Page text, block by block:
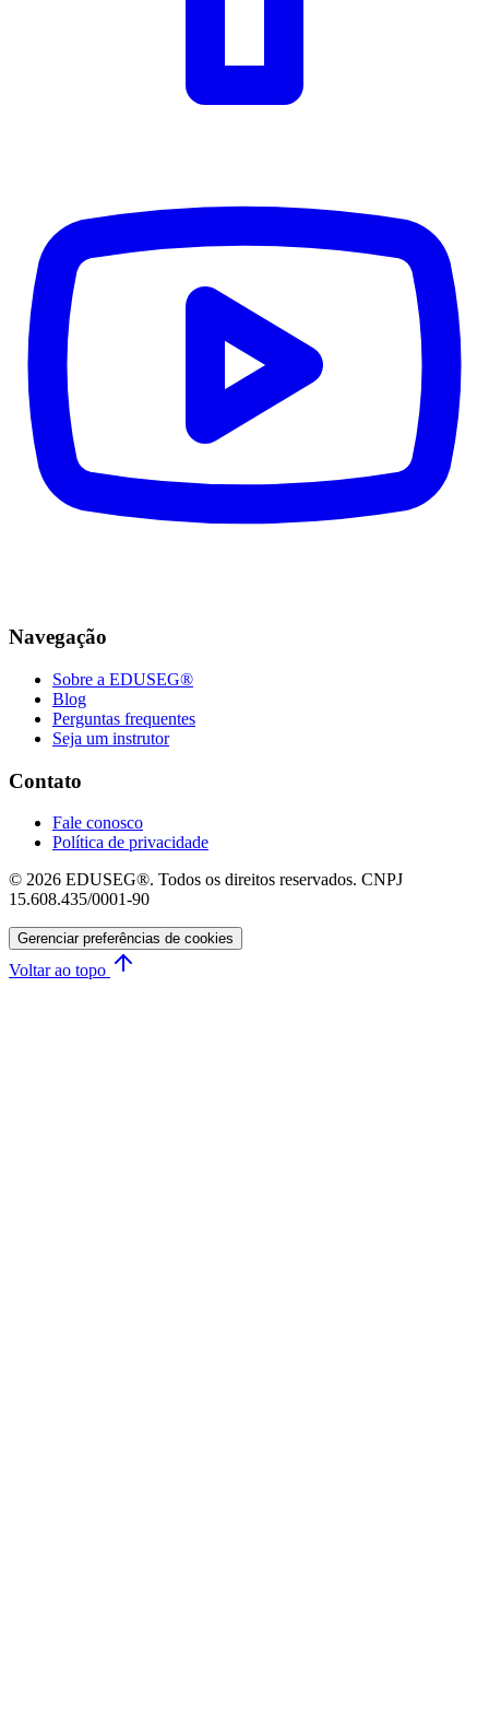
Navegação
Sobre a EDUSEG®
Blog
Perguntas frequentes
Seja um instrutor
Contato
Fale conosco
Política de privacidade
© 2026 EDUSEG®. Todos os direitos reservados. CNPJ
15.608.435/0001-90
Gerenciar preferências de cookies
Voltar ao topo